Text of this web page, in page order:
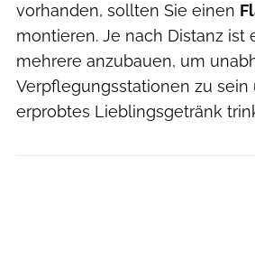
vorhanden, sollten Sie einen
montieren. Je nach Distanz ist
mehrere anzubauen, um
Verpflegungsstationen zu sein
erprobtes Lieblingsgetränk